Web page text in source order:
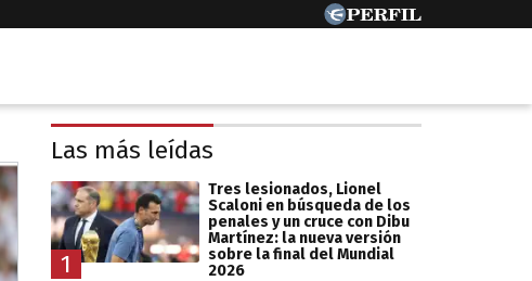
Las más leídas
1
Tres lesionados, Lionel
Scaloni en búsqueda de los
penales y un cruce con Dibu
Martínez: la nueva versión
sobre la final del Mundial
2026